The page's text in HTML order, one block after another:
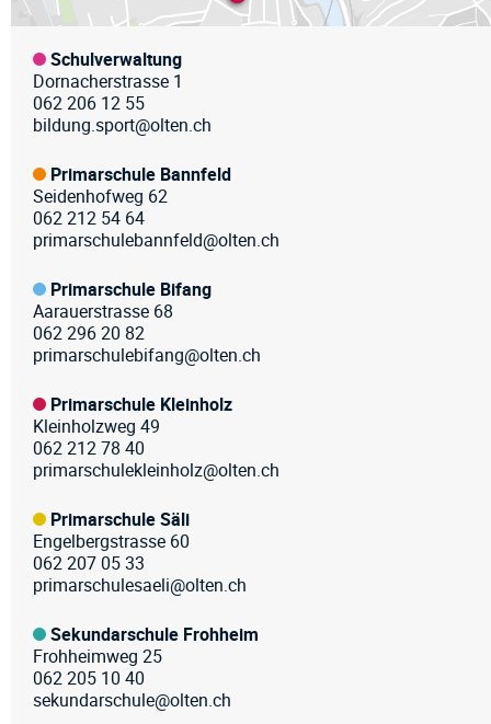
Schulverwaltung
Dornacherstrasse 1
062 206 12 55
bildung.sport@olten.ch
Primarschule Bannfeld
Seidenhofweg 62
062 212 54 64
primarschulebannfeld@olten.ch
Primarschule Bifang
Aarauerstrasse 68
062 296 20 82
primarschulebifang@olten.ch
Primarschule Kleinholz
Kleinholzweg 49
062 212 78 40
primarschulekleinholz@olten.ch
Primarschule Säli
Engelbergstrasse 60
062 207 05 33
primarschulesaeli@olten.ch
Sekundarschule Frohheim
Frohheimweg 25
062 205 10 40
sekundarschule@olten.ch